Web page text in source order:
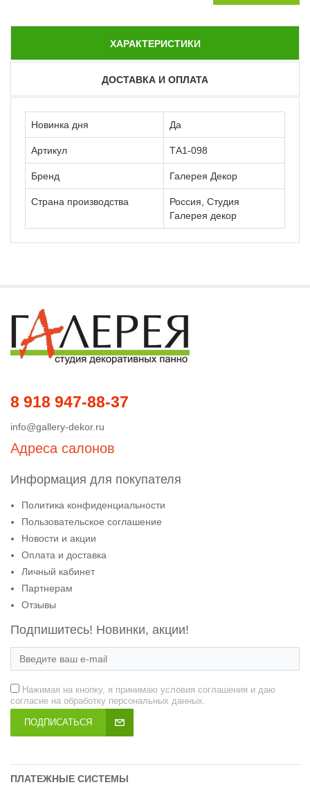
ХАРАКТЕРИСТИКИ
ДОСТАВКА И ОПЛАТА
Новинка дня Да
Артикул ТА1-098
Бренд Галерея Декор
Страна производства
Россия, Студия
Галерея декор
8 918 947-88-37
info@gallery-dekor.ru
Адреса салонов
Информация для покупателя
Политика конфиденциальности
Пользовательское соглашение
Новости и акции
Оплата и доставка
Личный кабинет
Партнерам
Отзывы
Подпишитесь! Новинки, акции!
Нажимая на кнопку, я принимаю условия соглашения и даю
согласие на обработку персональных данных.
ПОДПИСАТЬСЯ
ПЛАТЕЖНЫЕ СИСТЕМЫ